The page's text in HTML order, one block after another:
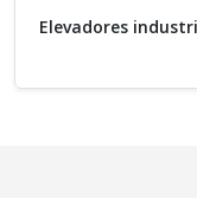
Elevadores